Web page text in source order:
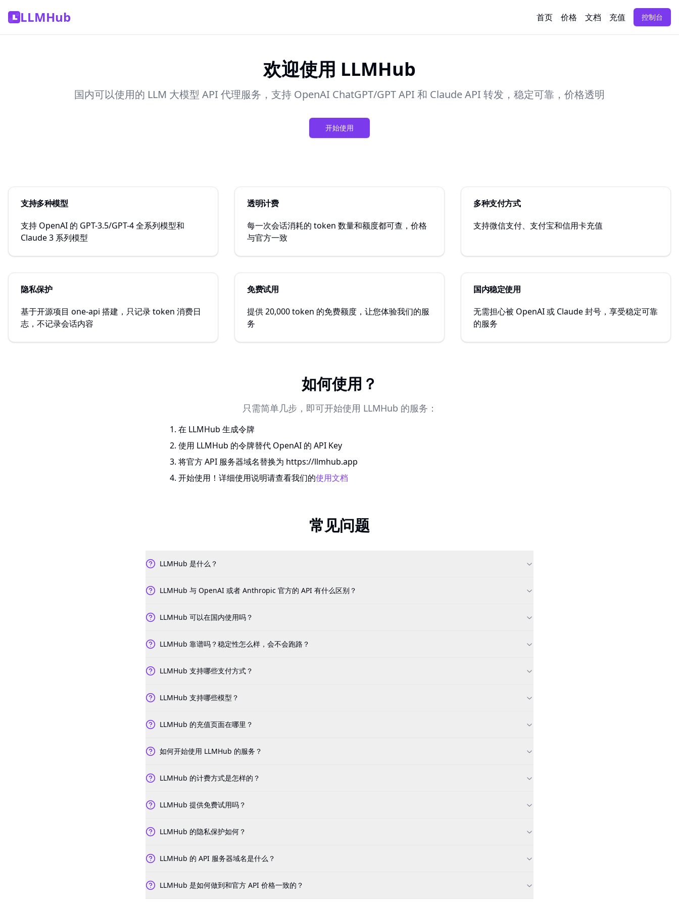
LLMHub 首页 价格 文档 充值 控制台
欢迎使用 LLMHub
国内可以使用的 LLM 大模型 API 代理服务，支持 OpenAI ChatGPT/GPT API 和 Claude API 转发，稳定可靠，价格透明
开始使用
支持多种模型
支持 OpenAI 的 GPT-3.5/GPT-4 全系列模型和
Claude 3 系列模型
透明计费
每一次会话消耗的 token 数量和额度都可查，价格
与官方一致
多种支付方式
支持微信支付、支付宝和信用卡充值
隐私保护
基于开源项目 one-api 搭建，只记录 token 消费日
志，不记录会话内容
免费试用
提供 20,000 token 的免费额度，让您体验我们的服
务
国内稳定使用
无需担心被 OpenAI 或 Claude 封号，享受稳定可靠
的服务
如何使用？
只需简单几步，即可开始使用 LLMHub 的服务：
在 LLMHub 生成令牌
使用 LLMHub 的令牌替代 OpenAI 的 API Key
将官方 API 服务器域名替换为 https://llmhub.app
开始使用！详细使用说明请查看我们的使用文档
常见问题
LLMHub 是什么？
LLMHub 与 OpenAI 或者 Anthropic 官方的 API 有什么区别？
LLMHub 可以在国内使用吗？
LLMHub 靠谱吗？稳定性怎么样，会不会跑路？
LLMHub 支持哪些支付方式？
LLMHub 支持哪些模型？
LLMHub 的充值页面在哪里？
如何开始使用 LLMHub 的服务？
LLMHub 的计费方式是怎样的？
LLMHub 提供免费试用吗？
LLMHub 的隐私保护如何？
LLMHub 的 API 服务器域名是什么？
LLMHub 是如何做到和官方 API 价格一致的？